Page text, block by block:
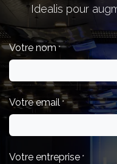
Idealis pour
Votre nom *
Votre email *
Votre entreprise *